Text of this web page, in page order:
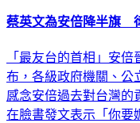
蔡英文為安倍降半旗
「最友台的首相」安
布，各級政府機關、公
感念安倍過去對台灣的
在臉書發文表示「你要